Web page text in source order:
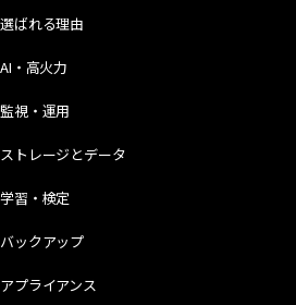
選ばれる理由
AI・高火力
監視・運用
ストレージとデータ
学習・検定
バックアップ
アプライアンス